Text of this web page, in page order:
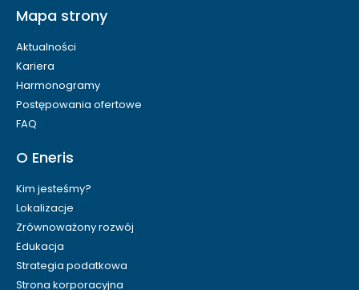
Mapa strony
Aktualności
Kariera
Harmonogramy
Postępowania ofertowe
FAQ
O Eneris
Kim jesteśmy?
Lokalizacje
Zrównoważony rozwój
Edukacja
Strategia podatkowa
Strona korporacyjna